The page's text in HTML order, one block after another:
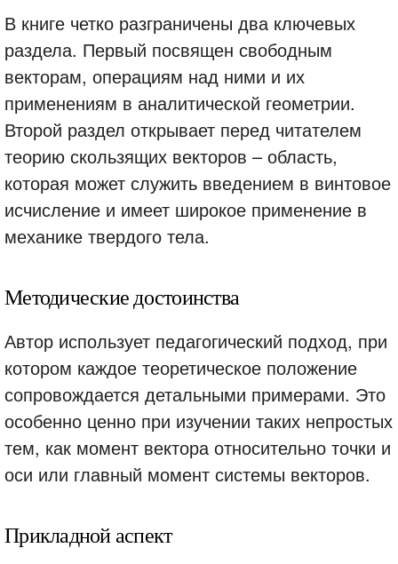
В книге четко разграничены два ключевых
раздела. Первый посвящен свободным
векторам, операциям над ними и их
применениям в аналитической геометрии.
Второй раздел открывает перед читателем
теорию скользящих векторов – область,
которая может служить введением в винтовое
исчисление и имеет широкое применение в
механике твердого тела.
Методические достоинства
Автор использует педагогический подход, при
котором каждое теоретическое положение
сопровождается детальными примерами. Это
особенно ценно при изучении таких непростых
тем, как момент вектора относительно точки и
оси или главный момент системы векторов.
Прикладной аспект